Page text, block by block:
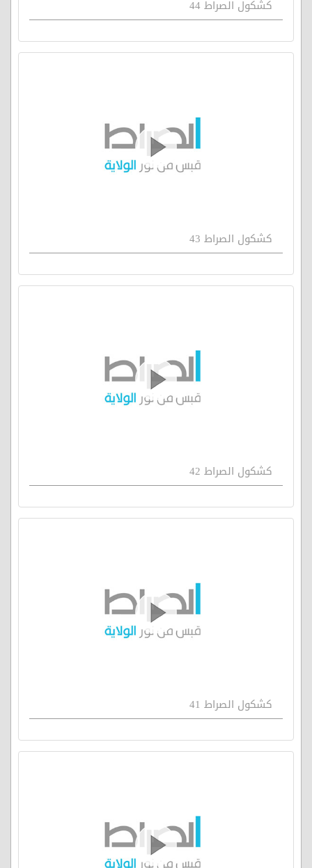
كشكول الصراط 44
كشكول الصراط 43
كشكول الصراط 42
كشكول الصراط 41